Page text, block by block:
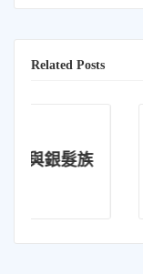
Related Posts
豐原健
約新手